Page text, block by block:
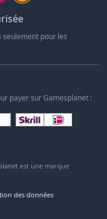
seulement pour les
payer sur Gamesplanet :
est une marque
des données